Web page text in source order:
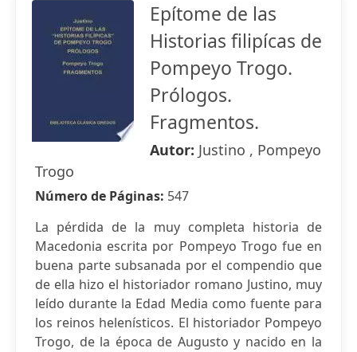
Epítome de las
Historias filipícas de
Pompeyo Trogo.
Prólogos.
Fragmentos.
Autor: Justino , Pompeyo
Trogo
Número de Páginas: 547
La pérdida de la muy completa historia de
Macedonia escrita por Pompeyo Trogo fue en
buena parte subsanada por el compendio que
de ella hizo el historiador romano Justino, muy
leído durante la Edad Media como fuente para
los reinos helenísticos. El historiador Pompeyo
Trogo, de la época de Augusto y nacido en la